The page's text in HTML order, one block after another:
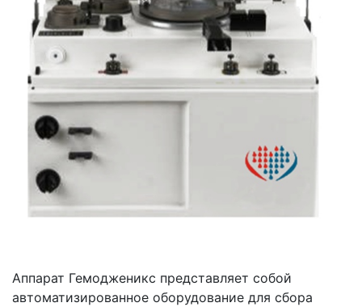
Аппарат Гемодженикс представляет собой
автоматизированное оборудование для сбора